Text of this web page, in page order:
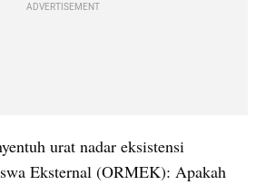
ADVERTISEMENT
urat nadar eksistensi
Eksternal (ORMEK): Apakah